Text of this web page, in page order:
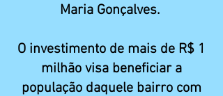
Maria Gonçalves.
O investimento de mais de R$ 1
milhão visa beneficiar a
população daquele bairro com